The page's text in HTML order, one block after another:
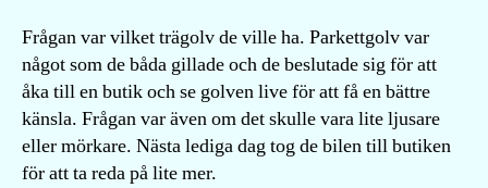
Frågan var vilket trägolv de ville ha. Parkettgolv var
något som de båda gillade och de beslutade sig för att
åka till en butik och se golven live för att få en bättre
känsla. Frågan var även om det skulle vara lite ljusare
eller mörkare. Nästa lediga dag tog de bilen till butiken
för att ta reda på lite mer.